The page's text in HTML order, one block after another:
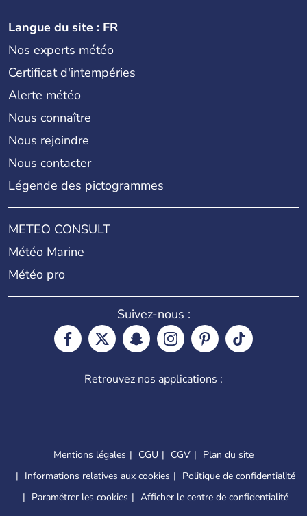
Langue du site : FR
Nos experts météo
Certificat d'intempéries
Alerte météo
Nous connaître
Nous rejoindre
Nous contacter
Légende des pictogrammes
METEO CONSULT
Météo Marine
Météo pro
Suivez-nous :
Retrouvez nos applications :
Mentions légales CGU CGV
Plan du site
Informations relatives aux cookies
Politique de confidentialité
Paramétrer les cookies
Afficher le centre de confidentialité